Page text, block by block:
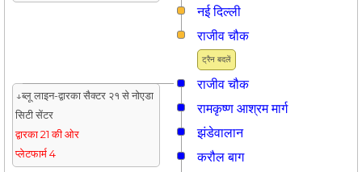
नई दिल्ली
ट्रैन बदलें
राजीव चौक
राजीव चौक
↓ब्लू लाइन-द्वारका सैक्टर २१ से नोएडा
सिटी सेंटर
द्वारका 21 की ओर
प्लेटफार्म 4
रामकृष्ण आश्रम मार्ग
झंडेवालान
करौल बाग